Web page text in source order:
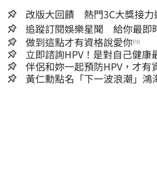
改版大回饋 熱門3C大獎接力
追蹤訂閱娛樂星聞 給你最即
做到這點才有資格說愛你PR
立即諮詢HPV！是對自己健康
嫌晚！
伴侶和妳一起預防HPV，才有
黃仁勳點名「下一波浪潮」